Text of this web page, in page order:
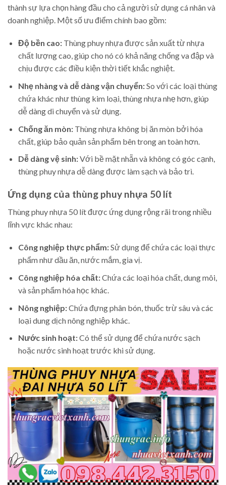
thành sự lựa chọn hàng đầu cho cả người sử dụng cá nhân và
doanh nghiệp. Một số ưu điểm chính bao gồm:
Độ bền cao:Thùng phuy nhựa được sản xuất từ nhựa
chất lượng cao, giúp cho nó có khả năng chống va đập và
chịu được các điều kiện thời tiết khắc nghiệt.
Nhẹ nhàng và dễ dàng vận chuyển:So với các loại thùng
chứa khác như thùng kim loại, thùng nhựa nhẹ hơn, giúp
dễ dàng di chuyển và sử dụng.
Chống ăn mòn:Thùng nhựa không bị ăn mòn bởi hóa
chất, giúp bảo quản sản phẩm bên trong an toàn hơn.
Dễ dàng vệ sinh:Với bề mặt nhẵn và không có góc cạnh,
thùng phuy nhựa dễ dàng được làm sạch và bảo trì.
Ứng dụng của thùng phuy nhựa 50 lít
Thùng phuy nhựa 50 lít được ứng dụng rộng rãi trong nhiều
lĩnh vực khác nhau:
Công nghiệp thực phẩm:Sử dụng để chứa các loại thực
phẩm như dầu ăn, nước mắm, gia vị.
Công nghiệp hóa chất:Chứa các loại hóa chất, dung môi,
và sản phẩm hóa học khác.
Nông nghiệp:Chứa đựng phân bón, thuốc trừ sâu và các
loại dung dịch nông nghiệp khác.
Nước sinh hoạt:Có thể sử dụng để chứa nước sạch
hoặc nước sinh hoạt trước khi sử dụng.